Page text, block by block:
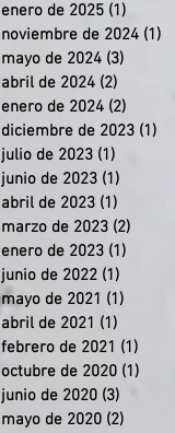
enero de 2025 (1)
noviembre de 2024 (1)
mayo de 2024 (3)
abril de 2024 (2)
enero de 2024 (2)
diciembre de 2023 (1)
julio de 2023 (1)
junio de 2023 (1)
abril de 2023 (1)
marzo de 2023 (2)
enero de 2023 (1)
junio de 2022 (1)
mayo de 2021 (1)
abril de 2021 (1)
febrero de 2021 (1)
octubre de 2020 (1)
junio de 2020 (3)
mayo de 2020 (2)